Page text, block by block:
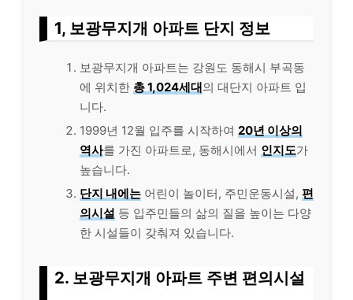
1, 보광무지개 아파트 단지 정보
보광무지개 아파트는 강원도 동해시 부곡동
에 위치한 총 1,024세대의 대단지 아파트 입
니다.
1999년 12월 입주를 시작하여 20년 이상의
역사를 가진 아파트로, 동해시에서 인지도가
높습니다.
단지 내에는 어린이 놀이터, 주민운동시설, 편
의시설 등 입주민들의 삶의 질을 높이는 다양
한 시설들이 갖춰져 있습니다.
2. 보광무지개 아파트 주변 편의시설